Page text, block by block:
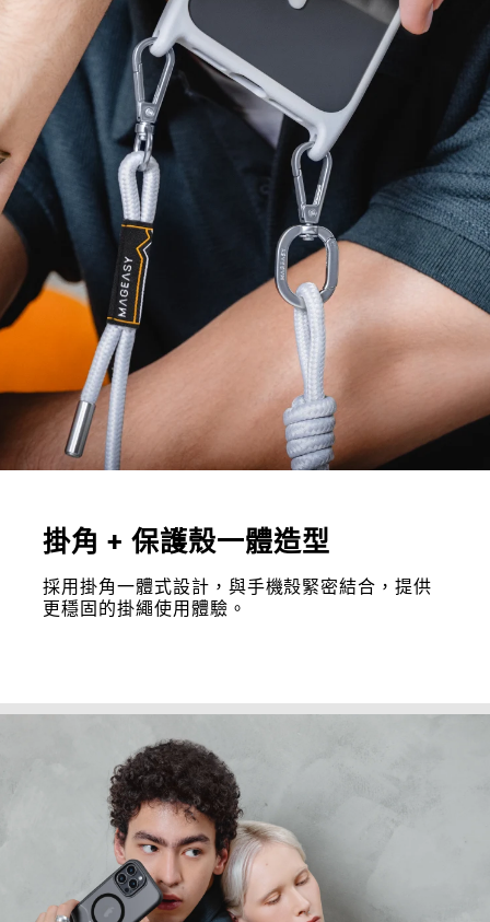
掛角 + 保護殼一體造型
採用掛角一體式設計，與手機殼緊密結合，提供
更穩固的掛繩使用體驗。